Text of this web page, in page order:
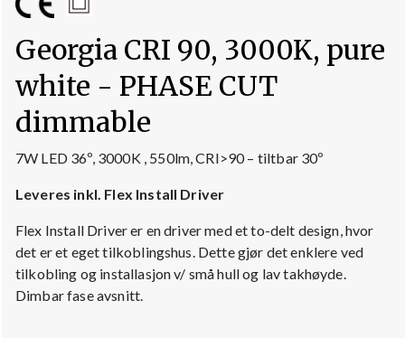
Georgia CRI 90, 3000K, pure
white - PHASE CUT
dimmable
7W LED 36º, 3000K , 550lm, CRI>90 – tiltbar 30º
Leveres inkl. Flex Install Driver
Flex Install Driver er en driver med et to-delt design, hvor
det er et eget tilkoblingshus. Dette gjør det enklere ved
tilkobling og installasjon v/ små hull og lav takhøyde.
Dimbar fase avsnitt.